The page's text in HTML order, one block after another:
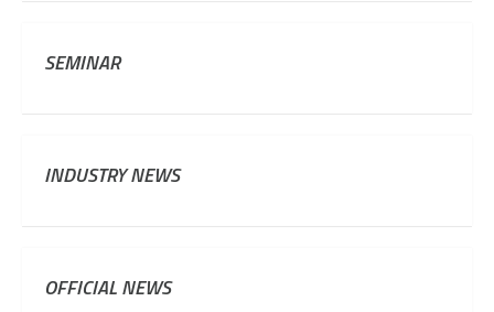
SEMINAR
INDUSTRY NEWS
OFFICIAL NEWS